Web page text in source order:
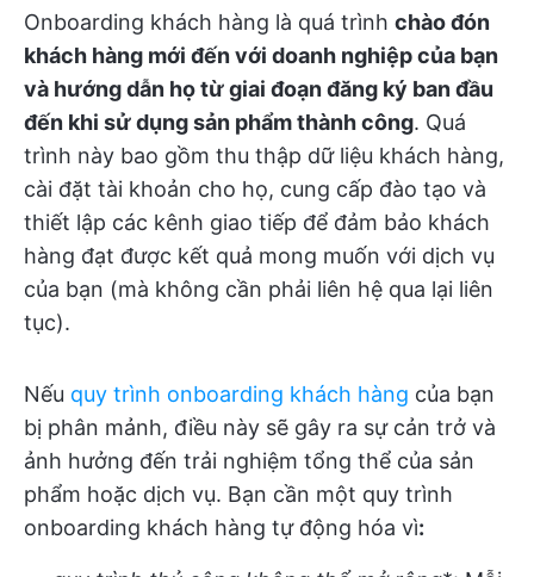
Onboarding khách hàng là quá trình chào đón
khách hàng mới đến với doanh nghiệp của bạn
và hướng dẫn họ từ giai đoạn đăng ký ban đầu
đến khi sử dụng sản phẩm thành công. Quá
trình này bao gồm thu thập dữ liệu khách hàng,
cài đặt tài khoản cho họ, cung cấp đào tạo và
thiết lập các kênh giao tiếp để đảm bảo khách
hàng đạt được kết quả mong muốn với dịch vụ
của bạn (mà không cần phải liên hệ qua lại liên
tục).
Nếu quy trình onboarding khách hàng của bạn
bị phân mảnh, điều này sẽ gây ra sự cản trở và
ảnh hưởng đến trải nghiệm tổng thể của sản
phẩm hoặc dịch vụ. Bạn cần một quy trình
onboarding khách hàng tự động hóa vì: